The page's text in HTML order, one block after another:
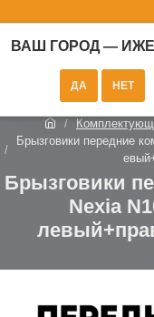
ВАШ ГОРОД —
Брызговики передние
Брызговики
Nexia